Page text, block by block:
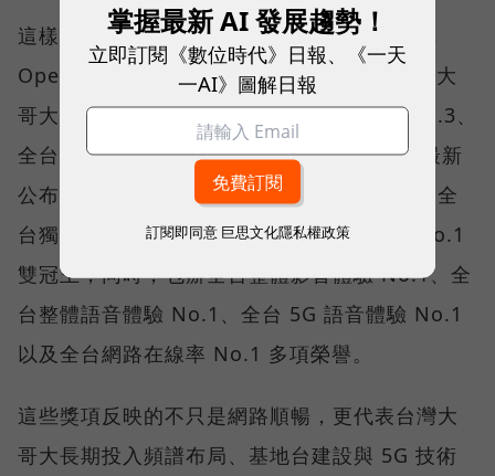
這樣的轉變，也反映在國際權威網路分析機構
Opensignal 公布的評比結果。今年初，台灣大
哥大不僅率先奪下「 4G／5G 在線率全球 No.3、
全台 No.1 」國際級榮譽，在 Opensignal 最新
公布的台灣行動網路體驗報告中，更一舉斬獲全
台獨有的「可靠性體驗」與「品質一致性」No.1
雙冠王，同時，包辦全台整體影音體驗 No.1、全
台整體語音體驗 No.1、全台 5G 語音體驗 No.1
以及全台網路在線率 No.1 多項榮譽。
這些獎項反映的不只是網路順暢，更代表台灣大
哥大長期投入頻譜布局、基地台建設與 5G 技術
掌握最新 AI 發展趨勢！
立即訂閱《數位時代》日報、《一天
一AI》圖解日報
訂閱即同意 巨思文化隱私權政策